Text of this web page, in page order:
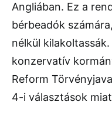
Angliában. Ez a
bérbeadók
nélkül
konzervatív
Reform
4-i választások